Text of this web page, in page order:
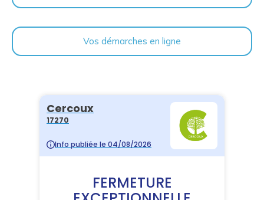
Vos démarches en ligne